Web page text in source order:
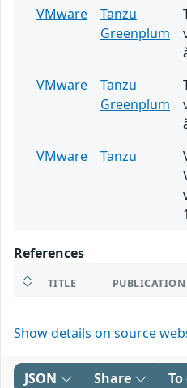
VMware
Tanzu
Greenplum
VMware
Tanzu
Greenplum
VMware
Tanzu
References
TITLE
Show details on source
JSON Share